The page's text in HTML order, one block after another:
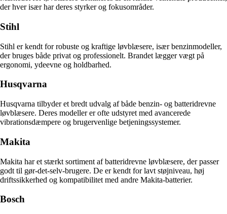
der hver især har deres styrker og fokusområder.
Stihl
Stihl er kendt for robuste og kraftige løvblæsere, især benzinmodeller,
der bruges både privat og professionelt. Brandet lægger vægt på
ergonomi, ydeevne og holdbarhed.
Husqvarna
Husqvarna tilbyder et bredt udvalg af både benzin- og batteridrevne
løvblæsere. Deres modeller er ofte udstyret med avancerede
vibrationsdæmpere og brugervenlige betjeningssystemer.
Makita
Makita har et stærkt sortiment af batteridrevne løvblæsere, der passer
godt til gør-det-selv-brugere. De er kendt for lavt støjniveau, høj
driftssikkerhed og kompatibilitet med andre Makita-batterier.
Bosch